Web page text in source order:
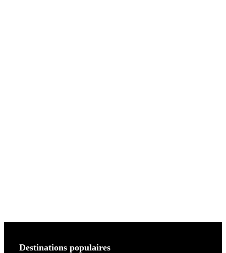
Destinations populaires